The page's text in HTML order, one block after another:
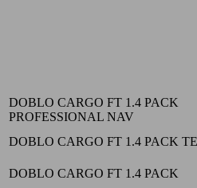
DOBLO CARGO FT 1.4 PACK
PROFESSIONAL NAV
DOBLO CARGO FT 1.4 PACK
DOBLO CARGO FT 1.4 PACK